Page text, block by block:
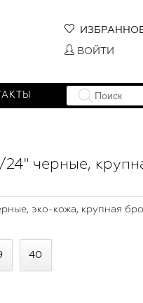
ВОЙТИ
24" черные,
эко-кожа, крупная
40